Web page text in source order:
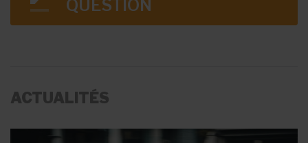
QUESTION
ACTUALITÉS